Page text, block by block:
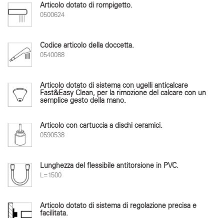
Articolo dotato di rompigetto.
0500624
Codice articolo della doccetta.
0540088
Articolo dotato di sistema con ugelli anticalcare
Fast&Easy Clean, per la rimozione del calcare con un
semplice gesto della mano.
Articolo con cartuccia a dischi ceramici.
0590538
Lunghezza del flessibile antitorsione in PVC.
L=1500
Articolo dotato di sistema di regolazione precisa e
facilitata.